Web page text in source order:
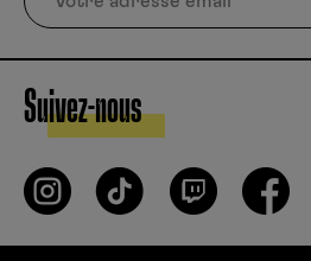
Suivez-nous